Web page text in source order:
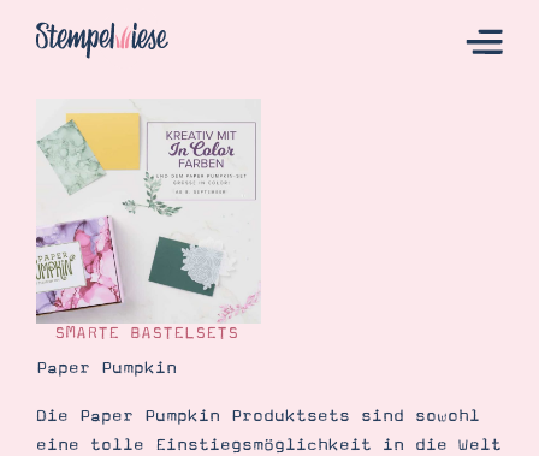
Hier Starten
Katalog
Bestellen
Kontakt
SMARTE BASTELSETS
Paper Pumpkin
Die Paper Pumpkin Produktsets sind sowohl
eine tolle Einstiegsmöglichkeit in die Welt